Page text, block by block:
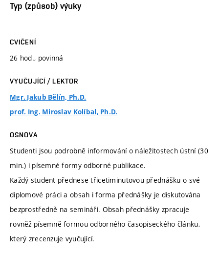
Typ (způsob) výuky
CVIČENÍ
26 hod., povinná
VYUČUJÍCÍ / LEKTOR
Mgr. Jakub Bělín, Ph.D.
prof. Ing. Miroslav Kolíbal, Ph.D.
OSNOVA
Studenti jsou podrobně informování o náležitostech ústní (30
min.) i písemné formy odborné publikace.
Každý student přednese třicetiminutovou přednášku o své
diplomové práci a obsah i forma přednášky je diskutována
bezprostředně na semináři. Obsah přednášky zpracuje
rovněž písemně formou odborného časopiseckého článku,
který zrecenzuje vyučující.